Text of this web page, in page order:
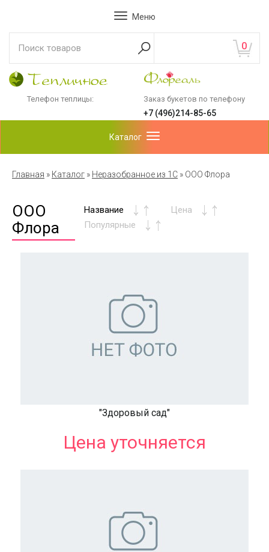
Меню
0
Телефон теплицы: Заказ букетов по телефону
+7 (496)214-85-65
Каталог
Главная » Каталог » Неразобранное из 1С » ООО Флора
ООО
Флора
Название
Цена
Популярные
"Здоровый сад"
Цена уточняется